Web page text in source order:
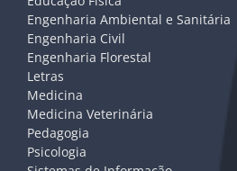
Engenharia Ambiental e Sanitária
Engenharia Civil
Engenharia Florestal
Letras
Medicina
Medicina Veterinária
Pedagogia
Psicologia